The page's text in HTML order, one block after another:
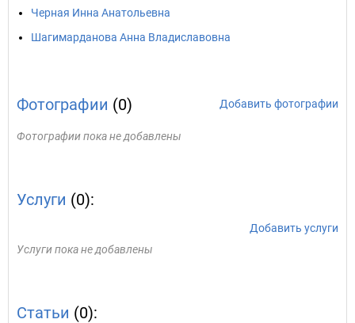
Черная Инна Анатольевна
Шагимарданова Анна Владиславовна
Фотографии (0) Добавить фотографии
Фотографии пока не добавлены
Услуги (0):
Добавить услуги
Услуги пока не добавлены
Статьи (0):